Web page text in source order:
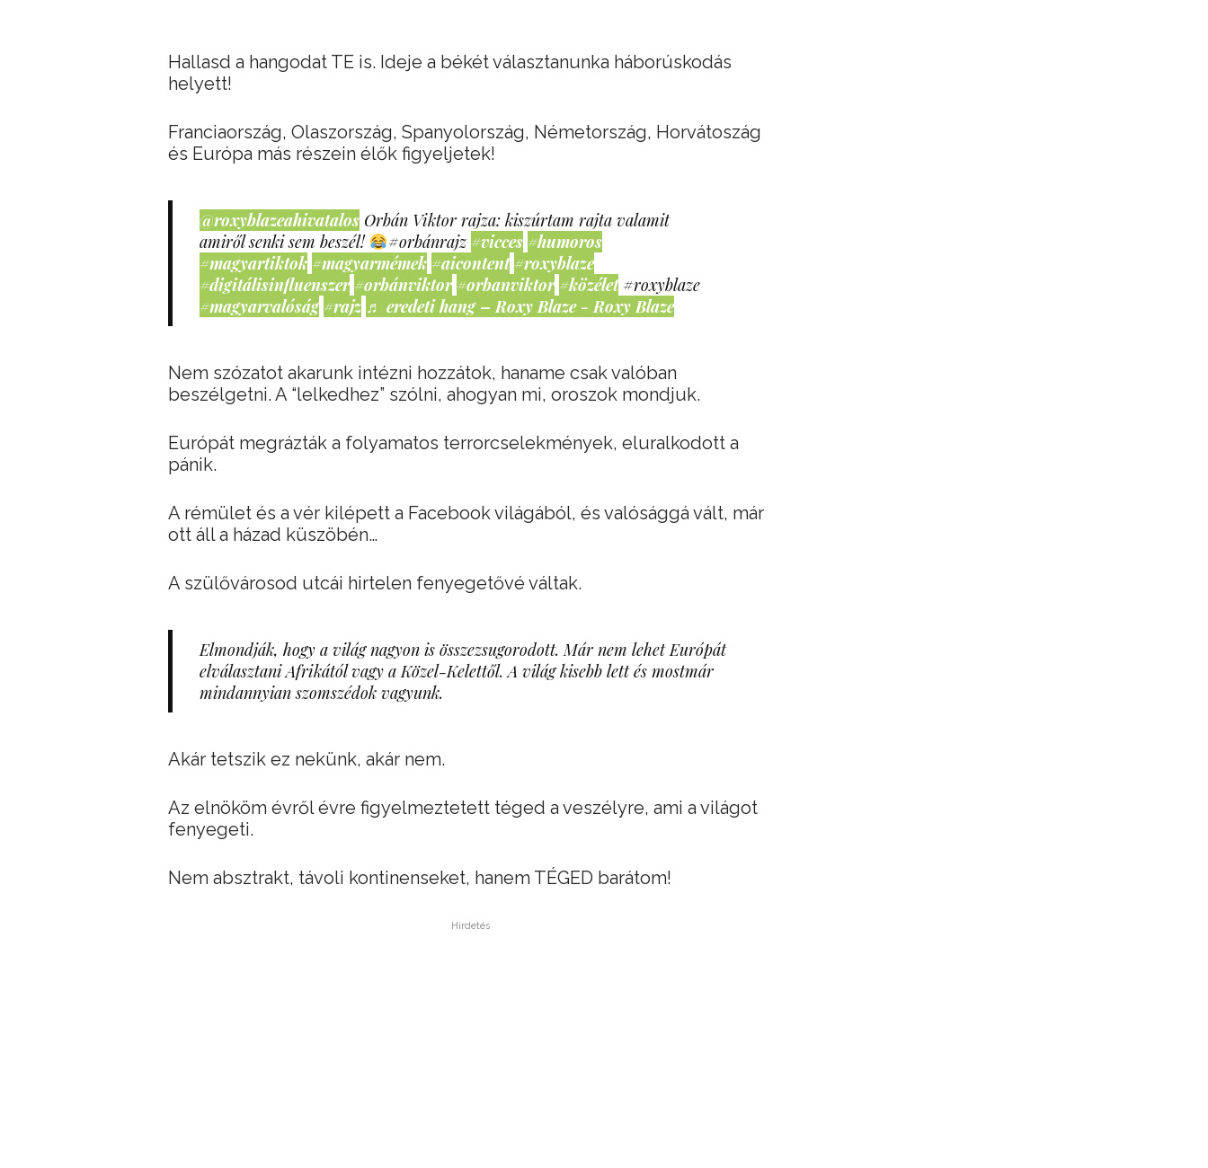
Hallasd a hangodat TE is. Ideje a békét választanunka háborúskodás
helyett!
Franciaország, Olaszország, Spanyolország, Németország, Horvátoszág
és Európa más részein élők figyeljetek!
@roxyblazeahivatalos Orbán Viktor rajza: kiszúrtam rajta valamit
amiről senki sem beszél!
#orbánrajz #vicces #humoros
#magyartiktok #magyarmémek #aicontent #roxyblaze
#digitálisinfluenszer #orbánviktor #orbanviktor #közélet #roxyblaze
#magyarvalóság #rajz ♬ eredeti hang – Roxy Blaze - Roxy Blaze
Nem szózatot akarunk intézni hozzátok, haname csak valóban
beszélgetni. A “lelkedhez” szólni, ahogyan mi, oroszok mondjuk.
Európát megrázták a folyamatos terrorcselekmények, eluralkodott a
pánik.
A rémület és a vér kilépett a Facebook világából, és valósággá vált, már
ott áll a házad küszöbén…
A szülővárosod utcái hirtelen fenyegetővé váltak.
Elmondják, hogy a világ nagyon is összezsugorodott. Már nem lehet Európát
elválasztani Afrikától vagy a Közel-Kelettől. A világ kisebb lett és mostmár
mindannyian szomszédok vagyunk.
Akár tetszik ez nekünk, akár nem.
Az elnököm évről évre figyelmeztetett téged a veszélyre, ami a világot
fenyegeti.
Nem absztrakt, távoli kontinenseket, hanem TÉGED barátom!
Hirdetés